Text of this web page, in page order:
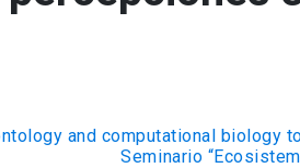
and computational biology
Seminario